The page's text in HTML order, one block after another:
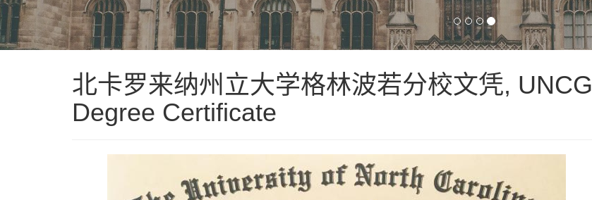
北卡罗来纳州立大学格林波若分校文凭, UNCG
Degree Certificate